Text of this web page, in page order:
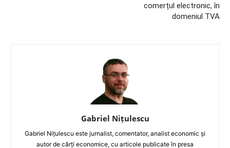
comerțul electronic, în
domeniul TVA
Gabriel Nițulescu
Gabriel Nițulescu este jurnalist, comentator, analist economic și
autor de cărți economice, cu articole publicate în presa